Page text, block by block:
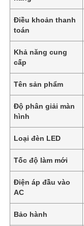
Điều khoản thanh
toán
Khả năng cung
cấp
Tên sản phẩm
Độ phân giải màn
hình
Loại đèn LED
Tốc độ làm mới
Điện áp đầu vào
AC
Bảo hành